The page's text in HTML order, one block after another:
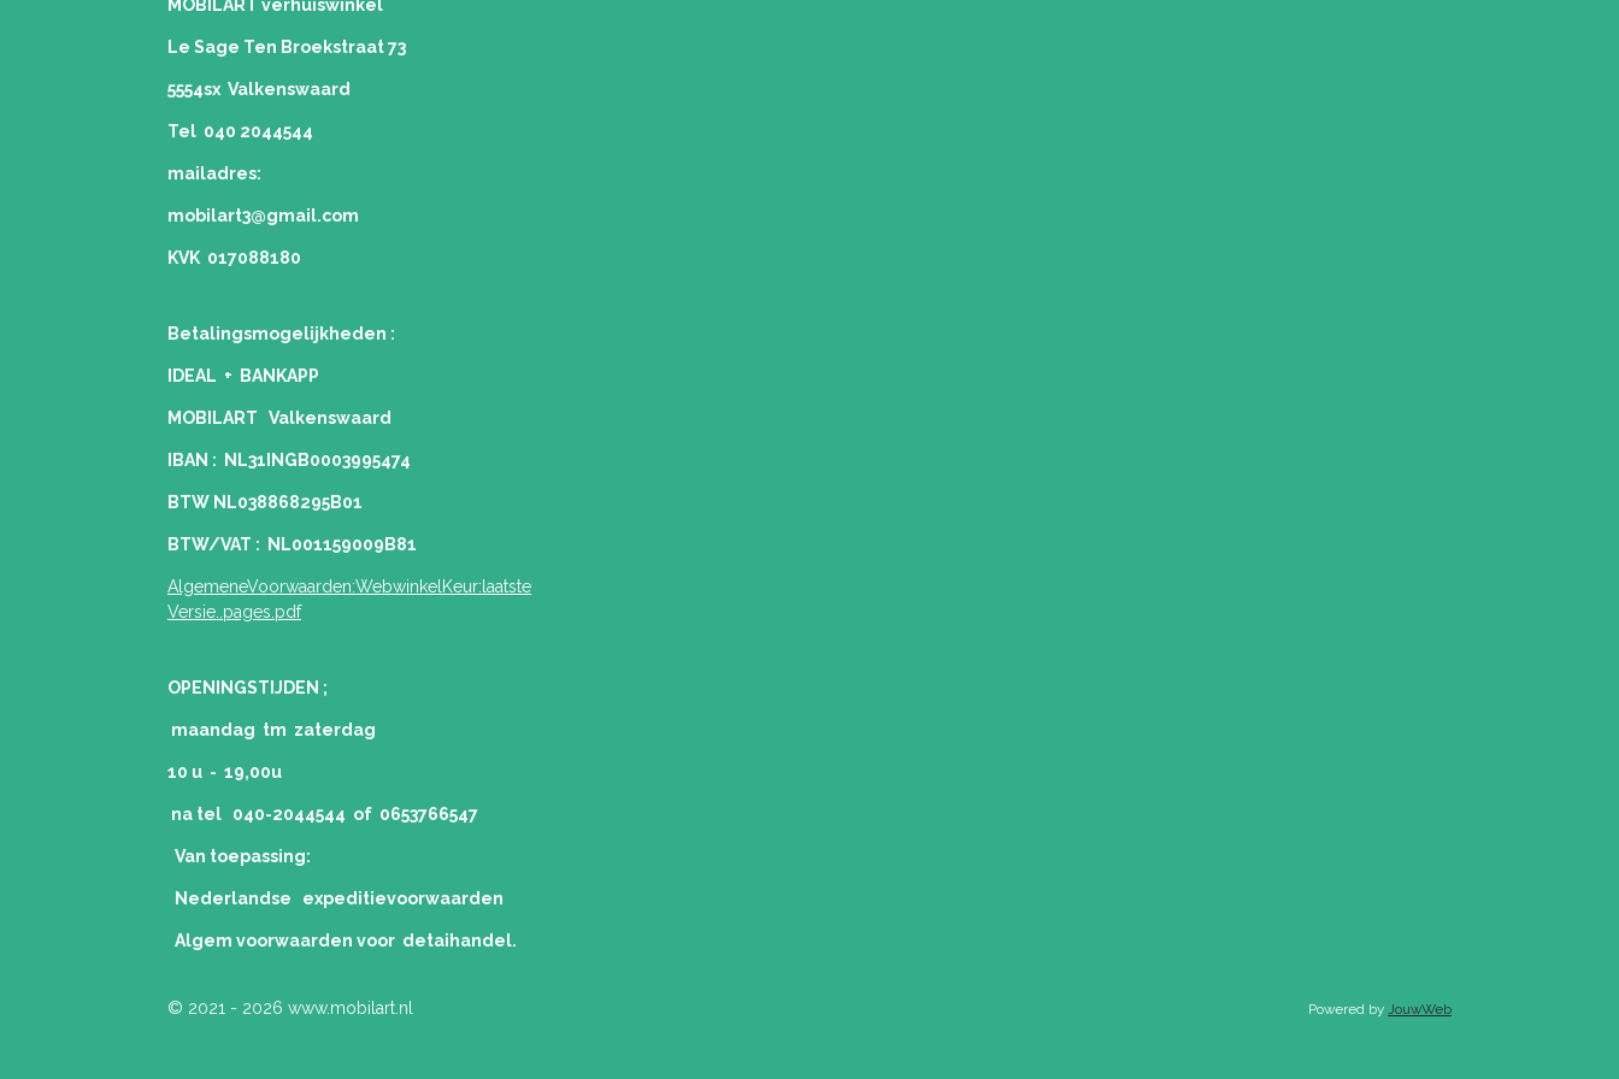
MOBILART verhuiswinkel
Le Sage Ten Broekstraat 73
5554sx Valkenswaard
Tel 040 2044544
mailadres:
mobilart3@gmail.com
KVK 017088180
Betalingsmogelijkheden :
IDEAL + BANKAPP
MOBILART Valkenswaard
IBAN : NL31INGB0003995474
BTW NL038868295B01
BTW/VAT : NL001159009B81
AlgemeneVoorwaarden:WebwinkelKeur:laatste
Versie..pages.pdf
OPENINGSTIJDEN ;
maandag tm zaterdag
10 u - 19,00u
na tel 040-2044544 of 0653766547
Van toepassing:
Nederlandse expeditievoorwaarden
Algem voorwaarden voor detaihandel.
© 2021 - 2026 www.mobilart.nl Powered by JouwWeb